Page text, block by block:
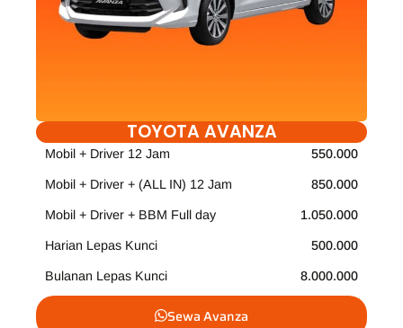
TOYOTA AVANZA
Mobil + Driver 12 Jam 550.000
Mobil + Driver + (ALL IN) 12 Jam 850.000
Mobil + Driver + BBM Full day 1.050.000
Harian Lepas Kunci 500.000
Bulanan Lepas Kunci 8.000.000
Sewa Avanza